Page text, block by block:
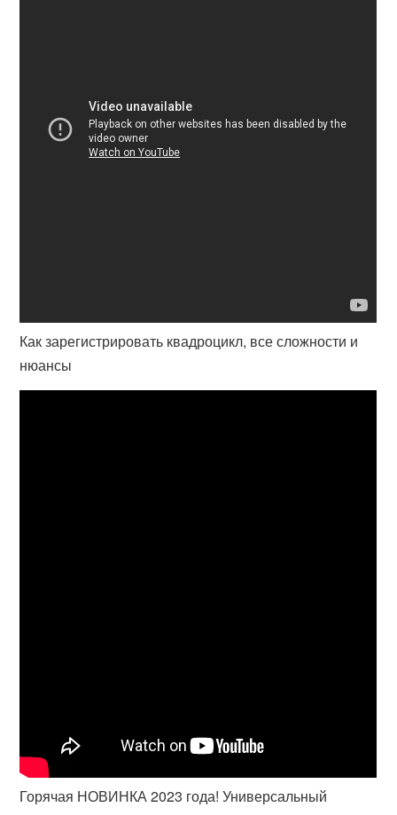
Как зарегистрировать квадроцикл, все сложности и
нюансы
Горячая НОВИНКА 2023 года! Универсальный